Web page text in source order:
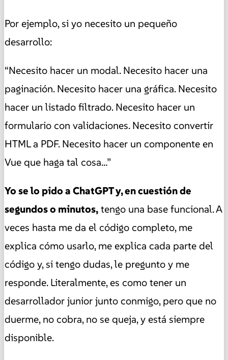
Por ejemplo, si yo necesito un pequeño
desarrollo:
“Necesito hacer un modal. Necesito hacer una
paginación. Necesito hacer una gráfica. Necesito
hacer un listado filtrado. Necesito hacer un
formulario con validaciones. Necesito convertir
HTML a PDF. Necesito hacer un componente en
Vue que haga tal cosa…”
Yo se lo pido a ChatGPT y, en cuestión de
segundos o minutos,tengo una base funcional. A
veces hasta me da el código completo, me
explica cómo usarlo, me explica cada parte del
código y, si tengo dudas, le pregunto y me
responde. Literalmente, es como tener un
desarrollador junior junto conmigo, pero que no
duerme, no cobra, no se queja, y está siempre
disponible.